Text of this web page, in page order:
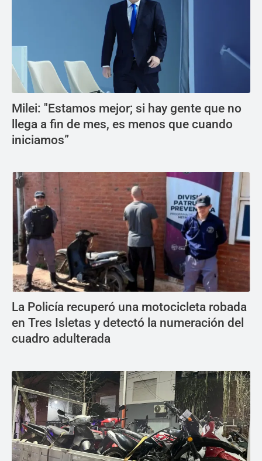
Milei: "Estamos mejor; si hay gente que no
llega a fin de mes, es menos que cuando
iniciamos”
La Policía recuperó una motocicleta robada
en Tres Isletas y detectó la numeración del
cuadro adulterada